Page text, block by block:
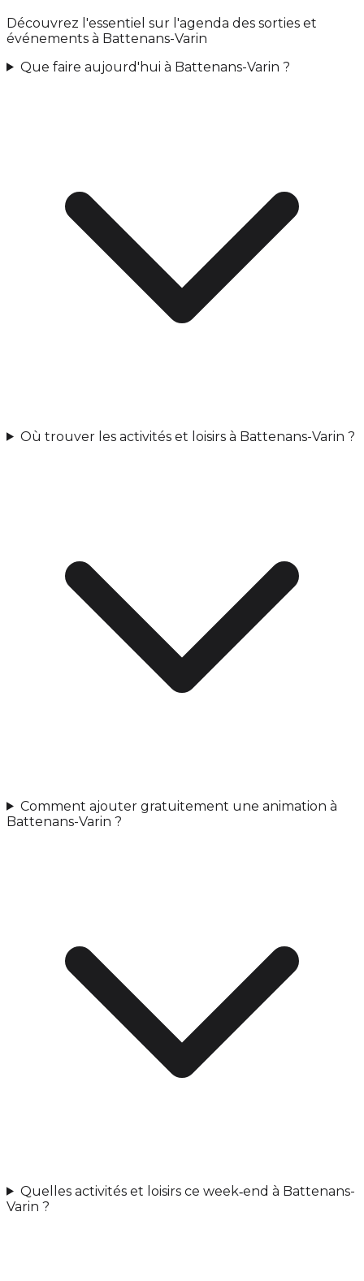
Découvrez l'essentiel sur l'agenda des sorties et
événements à Battenans-Varin
Que faire aujourd'hui à Battenans-Varin ?
Où trouver les activités et loisirs à Battenans-Varin ?
Comment ajouter gratuitement une animation à
Battenans-Varin ?
Quelles activités et loisirs ce week‑end à Battenans-
Varin ?